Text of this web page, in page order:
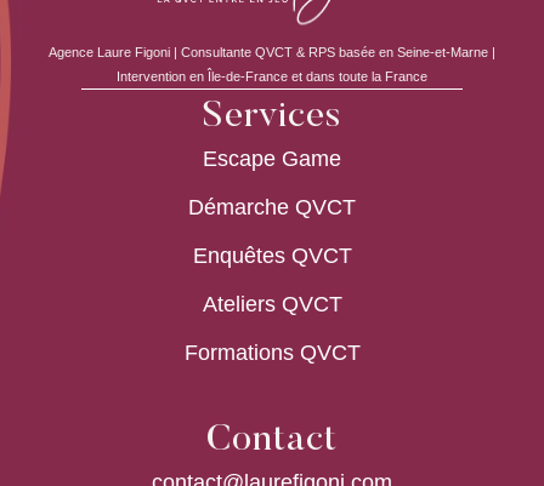
Agence Laure Figoni | Consultante QVCT & RPS basée en Seine-et-Marne |
Intervention en Île-de-France et dans toute la France
Services
Escape Game
Démarche QVCT
Enquêtes QVCT
Ateliers QVCT
Formations QVCT
Contact